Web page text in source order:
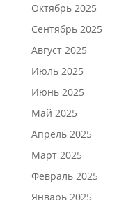
Октябрь 2025
Сентябрь 2025
Август 2025
Июль 2025
Июнь 2025
Май 2025
Апрель 2025
Март 2025
Февраль 2025
Январь 2025